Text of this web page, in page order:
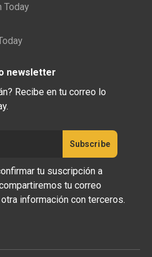
Today
newsletter
Recibe en tu correo lo
tu suscripción a
tu correo
información con terceros.